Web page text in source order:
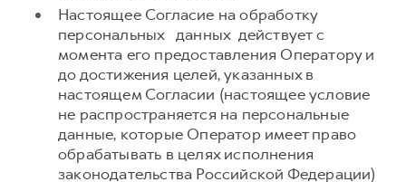
Настоящее Согласие на обработку
персональных данных действует с
момента его предоставления Оператору и
до достижения целей, указанных в
настоящем Согласии (настоящее условие
не распространяется на персональные
данные, которые Оператор имеет право
обрабатывать в целях исполнения
законодательства Российской Федерации)